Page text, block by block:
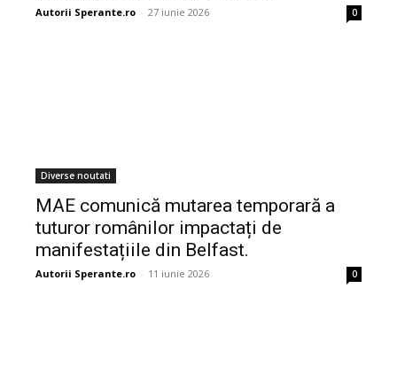
Autorii Sperante.ro - 27 iunie 2026 0
Diverse noutati
MAE comunică mutarea temporară a
tuturor românilor impactați de
manifestațiile din Belfast.
Autorii Sperante.ro - 11 iunie 2026 0